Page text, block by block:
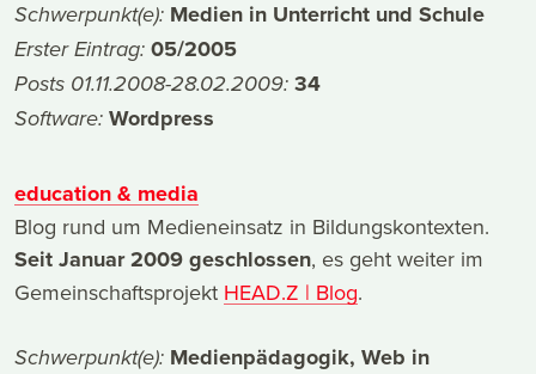
Schwerpunkt(e): Medien in Unterricht und Schule
Erster Eintrag: 05/2005
Posts 01.11.2008-28.02.2009: 34
Software: Wordpress
education & media
Blog rund um Medieneinsatz in Bildungskontexten.
Seit Januar 2009 geschlossen, es geht weiter im
Gemeinschaftsprojekt HEAD.Z | Blog.
Schwerpunkt(e): Medienpädagogik, Web in